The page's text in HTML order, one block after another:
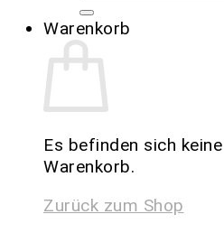
Warenkorb
Es befinden sich
Warenkorb.
Zurück zum Shop